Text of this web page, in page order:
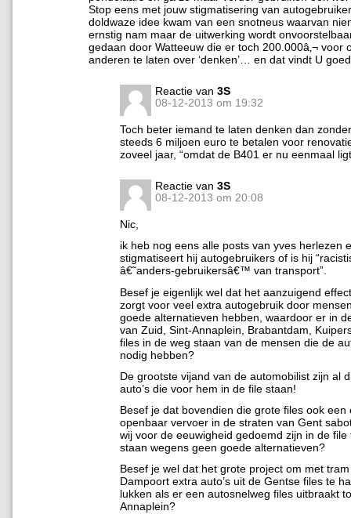
Stop eens met jouw stigmatisering van
doldwaze idee kwam van een snotneus waarvan
ernstig nam maar de uitwerking wordt
gedaan door Watteeuw die er toch 200.000â‚¬ voor
anderen te laten over ‘denken’… en dat vindt U
Reactie van 3S
08-12-2013 om 19:32
Toch beter iemand te laten denken dan
steeds 6 miljoen euro te betalen voor
zoveel jaar, “omdat de B401 er nu eenmaal
Reactie van 3S
08-12-2013 om 20:08
Nic,
ik heb nog eens alle posts van yves herlezen
stigmatiseert hij autogebruikers of is hij
â€˜anders-gebruikersâ€™ van transport”.
Besef je eigenlijk wel dat het aanzuigend
zorgt voor veel extra autogebruik door
goede alternatieven hebben, waardoor er in
van Zuid, Sint-Annaplein, Brabantdam,
files in de weg staan van de mensen die de
nodig hebben?
De grootste vijand van de automobilist zijn al
auto’s die voor hem in de file staan!
Besef je dat bovendien die grote files ook een
openbaar vervoer in de straten van Gent
wij voor de eeuwigheid gedoemd zijn in de file
staan wegens geen goede alternatieven?
Besef je wel dat het grote project om met
Dampoort extra auto’s uit de Gentse files te
lukken als er een autosnelweg files uitbraakt
Annaplein?